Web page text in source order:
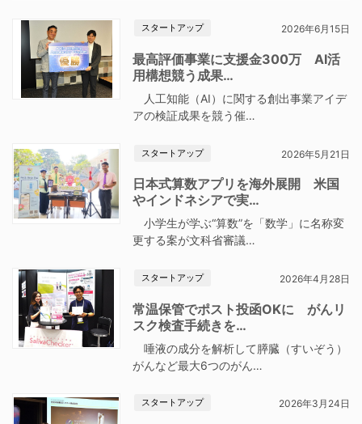
スタートアップ 2026年6月15日
最高評価事業に支援金300万 AI活
用構想競う成果…
人工知能（AI）に関する創出事業アイデ
アの検証成果を競う催…
スタートアップ 2026年5月21日
日本式算数アプリを海外展開 米国
やインドネシアで実…
小学生が学ぶ“算数”を「数学」に名称変
更する案が文科省審議…
スタートアップ 2026年4月28日
常温保管でポスト投函OKに がんリ
スク検査手続きを…
唾液の成分を解析して膵臓（すいぞう）
がんなど最大6つのがん…
スタートアップ 2026年3月24日